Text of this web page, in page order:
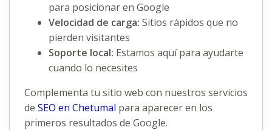
para posicionar en Google
Velocidad de carga: Sitios rápidos que no
pierden visitantes
Soporte local: Estamos aquí para ayudarte
cuando lo necesites
Complementa tu sitio web con nuestros servicios
de SEO en Chetumal para aparecer en los
primeros resultados de Google.